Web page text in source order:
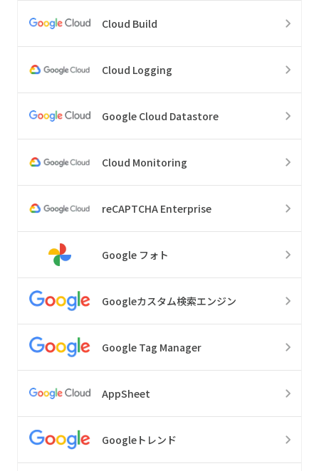
Cloud Build
Cloud Logging
Google Cloud Datastore
Cloud Monitoring
reCAPTCHA Enterprise
Google フォト
Googleカスタム検索エンジン
Google Tag Manager
AppSheet
Googleトレンド